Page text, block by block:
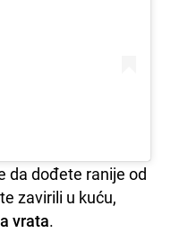
da dođete ranije od
zavirili u kuću,
vrata.